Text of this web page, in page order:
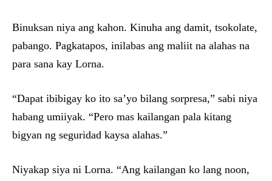
Binuksan niya ang kahon. Kinuha ang damit, tsokolate,
pabango. Pagkatapos, inilabas ang maliit na alahas na
para sana kay Lorna.
“Dapat ibibigay ko ito sa’yo bilang sorpresa,” sabi niya
habang umiiyak. “Pero mas kailangan pala kitang
bigyan ng seguridad kaysa alahas.”
Niyakap siya ni Lorna. “Ang kailangan ko lang noon,